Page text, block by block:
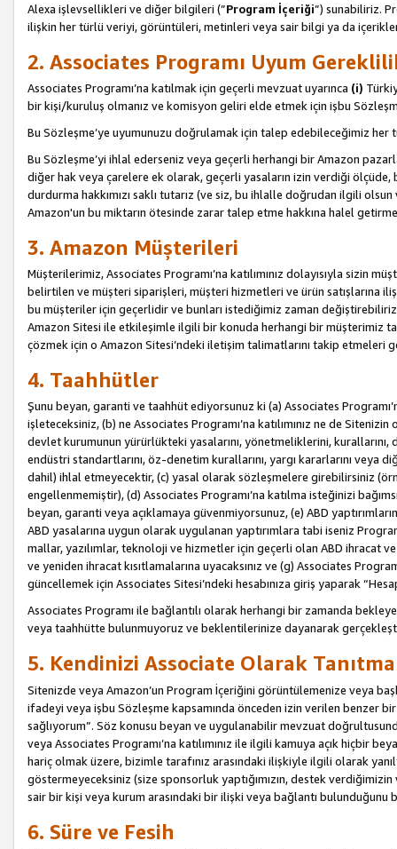
Alexa işlevsellikleri ve diğer bilgileri (”Program İçeriği”) sunabiliriz.
ilişkin her türlü veriyi, görüntüleri, metinleri veya sair bilgi ya da içerikleri
2. Associates Programı Uyum
Associates Programı’na katılmak için geçerli mevzuat uyarınca (i)
bir kişi/kuruluş olmanız ve komisyon geliri elde etmek için işbu
Bu Sözleşme’ye uyumunuzu doğrulamak için talep edebileceğimiz
Bu Sözleşme’yi ihlal ederseniz veya geçerli herhangi bir Amazon
diğer hak veya çarelere ek olarak, geçerli yasaların izin verdiği
durdurma hakkımızı saklı tutarız (ve siz, bu ihlalle doğrudan ilgili
Amazon'un bu miktarın ötesinde zarar talep etme hakkına halel
3. Amazon Müşterileri
Müşterilerimiz, Associates Programı’na katılımınız dolayısıyla sizin
belirtilen ve müşteri siparişleri, müşteri hizmetleri ve ürün satışlarına
bu müşteriler için geçerlidir ve bunları istediğimiz zaman
Amazon Sitesi ile etkileşimle ilgili bir konuda herhangi bir müşterimiz
çözmek için o Amazon Sitesi’ndeki iletişim talimatlarını takip etmeleri
4. Taahhütler
Şunu beyan, garanti ve taahhüt ediyorsunuz ki (a) Associates
işleteceksiniz, (b) ne Associates Programı’na katılımınız ne de
devlet kurumunun yürürlükteki yasalarını, yönetmeliklerini,
endüstri standartlarını, öz-denetim kurallarını, yargı kararlarını
dahil) ihlal etmeyecektir, (c) yasal olarak sözleşmelere girebilirsiniz
engellenmemiştir), (d) Associates Programı’na katılma isteğinizi
beyan, garanti veya açıklamaya güvenmiyorsunuz, (e) ABD
ABD yasalarına uygun olarak uygulanan yaptırımlara tabi iseniz
mallar, yazılımlar, teknoloji ve hizmetler için geçerli olan ABD ihracat
ve yeniden ihracat kısıtlamalarına uyacaksınız ve (g) Associates
güncellemek için Associates Sitesi’ndeki hesabınıza giriş yaparak
Associates Programı ile bağlantılı olarak herhangi bir zamanda
veya taahhütte bulunmuyoruz ve beklentilerinize dayanarak
5. Kendinizi Associate Olarak
Sitenizde veya Amazon’un Program İçeriğini görüntülemenize veya
ifadeyi veya işbu Sözleşme kapsamında önceden izin verilen benzer
sağlıyorum”. Söz konusu beyan ve uygulanabilir mevzuat
veya Associates Programı’na katılımınız ile ilgili kamuya açık hiçbir
hariç olmak üzere, bizimle tarafınız arasındaki ilişkiyle ilgili olarak
göstermeyeceksiniz (size sponsorluk yaptığımızın, destek
sair bir kişi veya kurum arasındaki bir ilişki veya bağlantı bulunduğunu
6. Süre ve Fesih